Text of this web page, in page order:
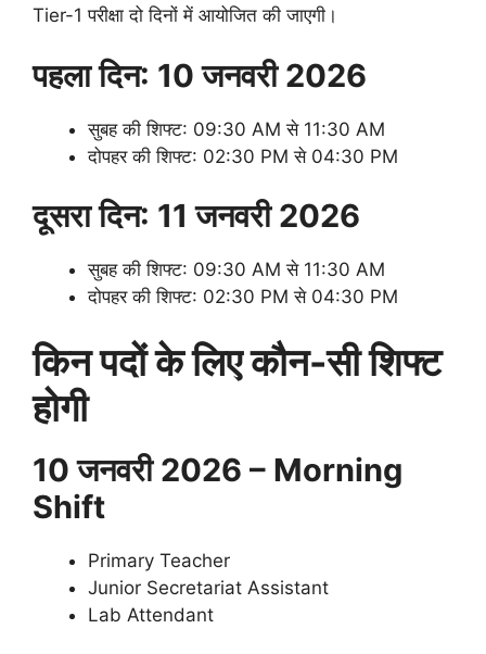
Tier-1 परीक्षा दो दिनों में आयोजित की जाएगी।
पहला दिन: 10 जनवरी 2026
सुबह की शिफ्ट: 09:30 AM से 11:30 AM
दोपहर की शिफ्ट: 02:30 PM से 04:30 PM
दूसरा दिन: 11 जनवरी 2026
सुबह की शिफ्ट: 09:30 AM से 11:30 AM
दोपहर की शिफ्ट: 02:30 PM से 04:30 PM
किन पदों के लिए कौन-सी शिफ्ट
होगी
10 जनवरी 2026 – Morning
Shift
Primary Teacher
Junior Secretariat Assistant
Lab Attendant